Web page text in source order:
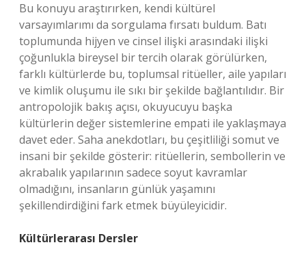
Bu konuyu araştırırken, kendi kültürel
varsayımlarımı da sorgulama fırsatı buldum. Batı
toplumunda hijyen ve cinsel ilişki arasındaki ilişki
çoğunlukla bireysel bir tercih olarak görülürken,
farklı kültürlerde bu, toplumsal ritüeller, aile yapıları
ve kimlik oluşumu ile sıkı bir şekilde bağlantılıdır. Bir
antropolojik bakış açısı, okuyucuyu başka
kültürlerin değer sistemlerine empati ile yaklaşmaya
davet eder. Saha anekdotları, bu çeşitliliği somut ve
insani bir şekilde gösterir: ritüellerin, sembollerin ve
akrabalık yapılarının sadece soyut kavramlar
olmadığını, insanların günlük yaşamını
şekillendirdiğini fark etmek büyüleyicidir.
Kültürlerarası Dersler